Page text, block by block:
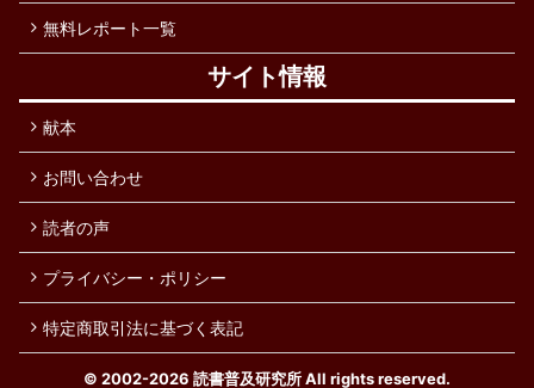
無料レポート一覧
サイト情報
献本
お問い合わせ
読者の声
プライバシー・ポリシー
特定商取引法に基づく表記
© 2002-2026 読書普及研究所 All rights reserved.